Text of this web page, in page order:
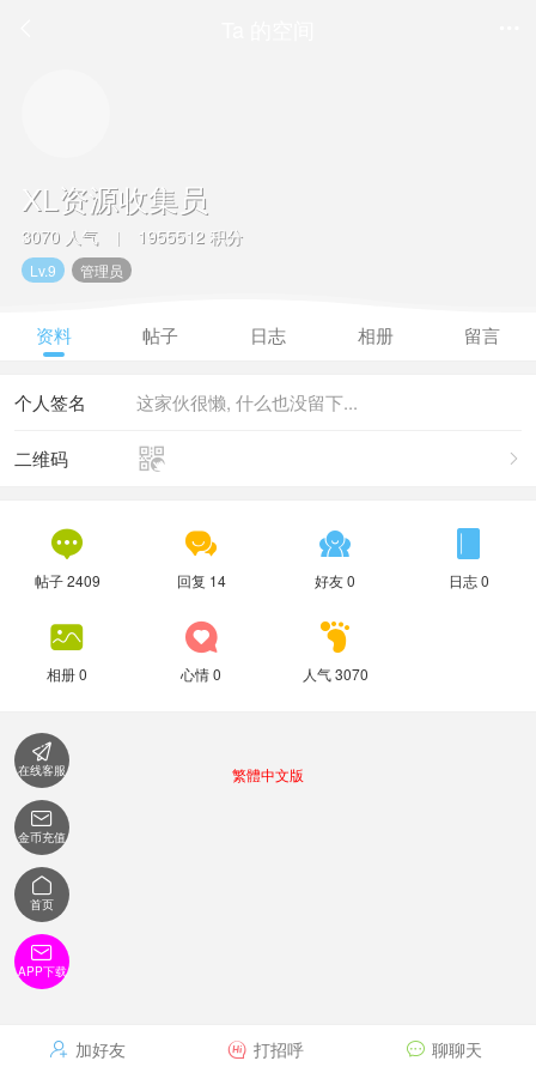
XL资源收集员
3070 人气 | 1955512 积分
Lv.9 管理员
资料 帖子 日志 相册 留言
这家伙很懒, 什么也没留下...
个人签名


二维码

帖子 2409

回复 14

好友 0

日志 0

相册 0

心情 0

人气 3070
 加好友  打招呼  聊聊天
繁體中文版

在线客服

金币充值

首页

APP下载